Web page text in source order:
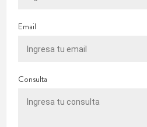
Email
Consulta